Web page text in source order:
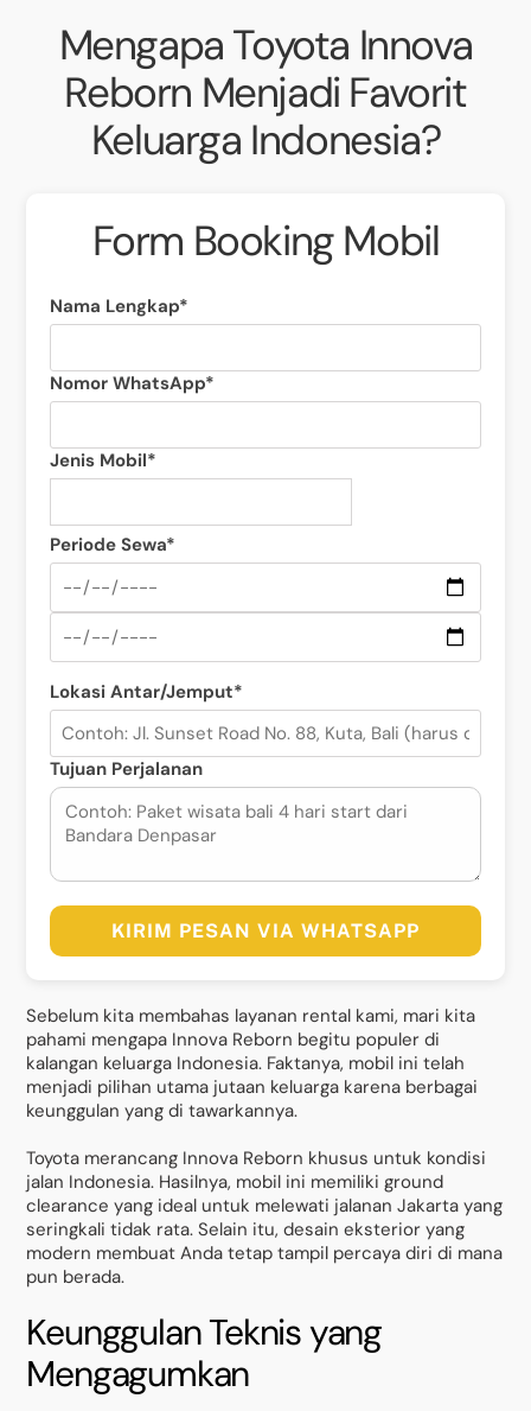
Mengapa Toyota Innova
Reborn Menjadi Favorit
Keluarga Indonesia?
Form Booking Mobil
Nama Lengkap*
Nomor WhatsApp*
Jenis Mobil*
Periode Sewa*
Lokasi Antar/Jemput*
Tujuan Perjalanan
KIRIM PESAN VIA WHATSAPP
Sebelum kita membahas layanan rental kami, mari kita
pahami mengapa Innova Reborn begitu populer di
kalangan keluarga Indonesia. Faktanya, mobil ini telah
menjadi pilihan utama jutaan keluarga karena berbagai
keunggulan yang di tawarkannya.
Toyota merancang Innova Reborn khusus untuk kondisi
jalan Indonesia. Hasilnya, mobil ini memiliki ground
clearance yang ideal untuk melewati jalanan Jakarta yang
seringkali tidak rata. Selain itu, desain eksterior yang
modern membuat Anda tetap tampil percaya diri di mana
pun berada.
Keunggulan Teknis yang
Mengagumkan